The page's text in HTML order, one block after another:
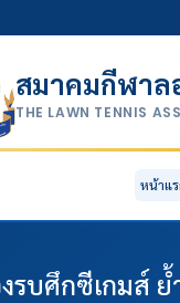
สมาคมกีฬาล
THE LAWN TENNIS
หน้าแ
บศึกซีเกมส์